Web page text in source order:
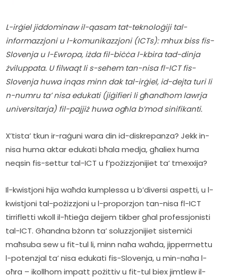
L-irġiel jiddominaw il-qasam tat-teknoloġiji tal-
informazzjoni u l-komunikazzjoni (ICTs): mhux biss fis-
Slovenja u l-Ewropa, iżda fil-biċċa l-kbira tad-dinja
żviluppata. U filwaqt li s-sehem tan-nisa fl-ICT fis-
Slovenja huwa inqas minn dak tal-irġiel, id-dejta turi li
n-numru ta’ nisa edukati (jiġifieri li għandhom lawrja
universitarja) fil-pajjiż huwa ogħla b’mod sinifikanti.
X’tista’ tkun ir-raġuni wara din id-diskrepanza? Jekk in-
nisa huma aktar edukati bħala medja, għaliex huma
neqsin fis-settur tal-ICT u f’pożizzjonijiet ta’ tmexxija?
Il-kwistjoni hija waħda kumplessa u b’diversi aspetti, u l-
kwistjoni tal-pożizzjoni u l-proporzjon tan-nisa fl-ICT
tirrifletti wkoll il-ħtieġa dejjem tikber għal professjonisti
tal-ICT. Għandna bżonn ta’ soluzzjonijiet sistemiċi
maħsuba sew u fit-tul li, minn naħa waħda, jippermettu
l-potenzjal ta’ nisa edukati fis-Slovenja, u min-naħa l-
oħra – ikollhom impatt pożittiv u fit-tul biex jimtlew il-